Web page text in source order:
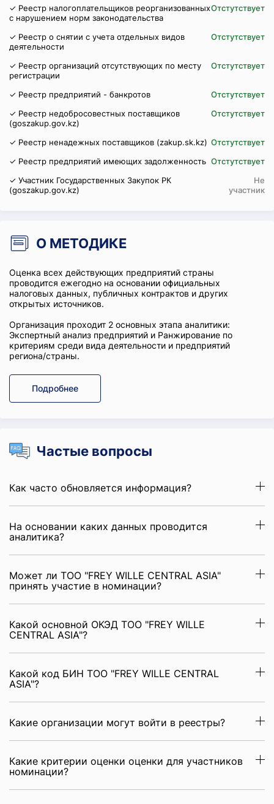
✓ Реестр налогоплательщиков реорганизованных
с нарушением норм законодательства
Отстутствует
✓ Реестр о снятии с учета отдельных видов
деятельности
Отстутствует
✓ Реестр организаций отсутствующих по месту
регистрации
Отстутствует
✓ Реестр предприятий - банкротов
Отстутствует
✓ Реестр недобросовестных поставщиков
(goszakup.gov.kz)
Отстутствует
✓ Реестр ненадежных поставщиков (zakup.sk.kz) Отстутствует
✓ Реестр предприятий имеющих задолженность Отстутствует
✓ Участник Государственных Закупок РК
(goszakup.gov.kz)
Не
участник
О МЕТОДИКЕ
Оценка всех действующих предприятий страны
проводится ежегодно на основании официальных
налоговых данных, публичных контрактов и других
открытых источников.
Организация проходит 2 основных этапа аналитики:
Экспертный анализ предприятий и Ранжирование по
критериям среди вида деятельности и предприятий
региона/страны.
Подробнее
Частые вопросы
Как часто обновляется информация?
На основании каких данных проводится
аналитика?
Может ли ТОО "FREY WILLE CENTRAL ASIA"
принять участие в номинации?
Какой основной ОКЭД ТОО "FREY WILLE
CENTRAL ASIA"?
Какой код БИН ТОО "FREY WILLE CENTRAL
ASIA"?
Какие организации могут войти в реестры?
Какие критерии оценки оценки для участников
номинации?